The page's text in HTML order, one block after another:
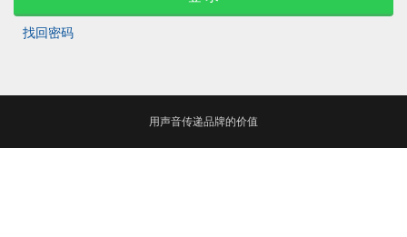
找回密码
用声音传递品牌的价值